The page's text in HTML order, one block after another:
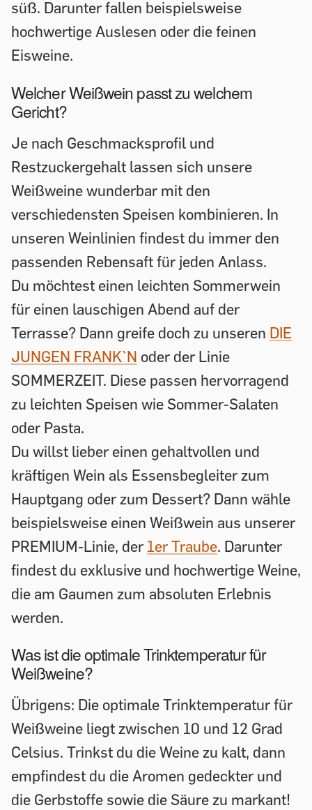
süß. Darunter fallen beispielsweise
hochwertige Auslesen oder die feinen
Eisweine.
Welcher Weißwein passt zu welchem
Gericht?
Je nach Geschmacksprofil und
Restzuckergehalt lassen sich unsere
Weißweine wunderbar mit den
verschiedensten Speisen kombinieren. In
unseren Weinlinien findest du immer den
passenden Rebensaft für jeden Anlass.
Du möchtest einen leichten Sommerwein
für einen lauschigen Abend auf der
Terrasse? Dann greife doch zu unseren DIE
JUNGEN FRANK`N oder der Linie
SOMMERZEIT. Diese passen hervorragend
zu leichten Speisen wie Sommer-Salaten
oder Pasta.
Du willst lieber einen gehaltvollen und
kräftigen Wein als Essensbegleiter zum
Hauptgang oder zum Dessert? Dann wähle
beispielsweise einen Weißwein aus unserer
PREMIUM-Linie, der 1er Traube. Darunter
findest du exklusive und hochwertige Weine,
die am Gaumen zum absoluten Erlebnis
werden.
Was ist die optimale Trinktemperatur für
Weißweine?
Übrigens: Die optimale Trinktemperatur für
Weißweine liegt zwischen 10 und 12 Grad
Celsius. Trinkst du die Weine zu kalt, dann
empfindest du die Aromen gedeckter und
die Gerbstoffe sowie die Säure zu markant!